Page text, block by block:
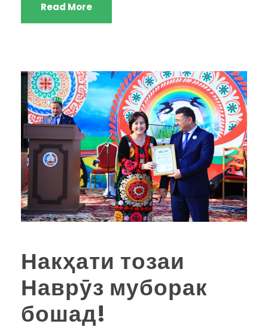
Read More
Накҳати тозаи
Наврӯз муборак
бошад!